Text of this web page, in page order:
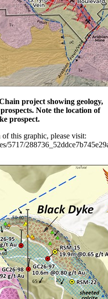
project showing geology,
Note the location of
prospect.
this graphic, please visit:
5717/